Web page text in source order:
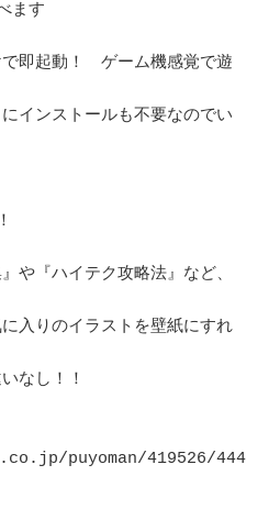
ます
即起動！　ゲーム機感覚で遊
インストールも不要なのでい
や『ハイテク攻略法』など、
入りのイラストを壁紙にすれ
なし！！
puyoman/419526/444